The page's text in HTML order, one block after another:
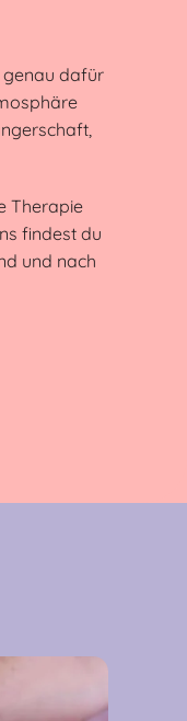
genau dafür
Therapie
findest du
und nach